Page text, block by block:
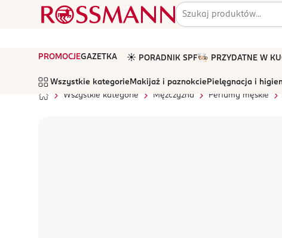
PROMOCJEGAZETKA ☀️ PORADNIK SPF🧑🏻‍🍳 PRZYDATNE W
Wszystkie kategorie Makijaż i paznokcie Pielęgnacja i
Wszystkie kategorie
Mężczyzna Perfumy męskie